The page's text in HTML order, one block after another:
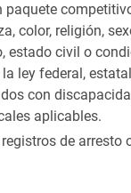
paquete
color, religión,
estado civil o
ley federal,
con
aplicables.
de arresto